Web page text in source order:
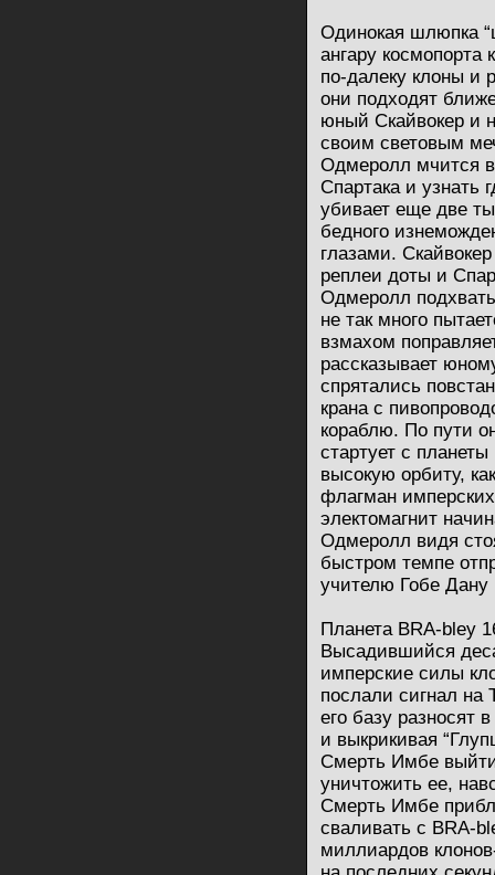
Одинокая шлюпка
ангару
по-далеку клоны и
они подходят
юный Скайвокер и
своим световым
Одмеролл мчится в
Спартака и узнать
убивает еще две
бедного
глазами.
реплеи доты и
Одмеролл
не так много
взмахом
рассказывает
спрятались
крана с
кораблю. По пути
стартует с
высокую орбиту,
флагман
электомагнит
Одмеролл видя
быстром темпе
учителю Гобе
Планета BRA-bley
Высадившийся
имперские силы
послали сигнал на
его базу разносят
и выкрикивая
Смерть Имбе
уничтожить ее,
Смерть Имбе
сваливать с BRA-
миллиардов